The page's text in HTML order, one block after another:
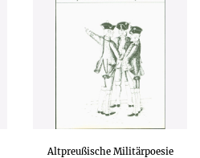
Altpreußische Militärpoesie